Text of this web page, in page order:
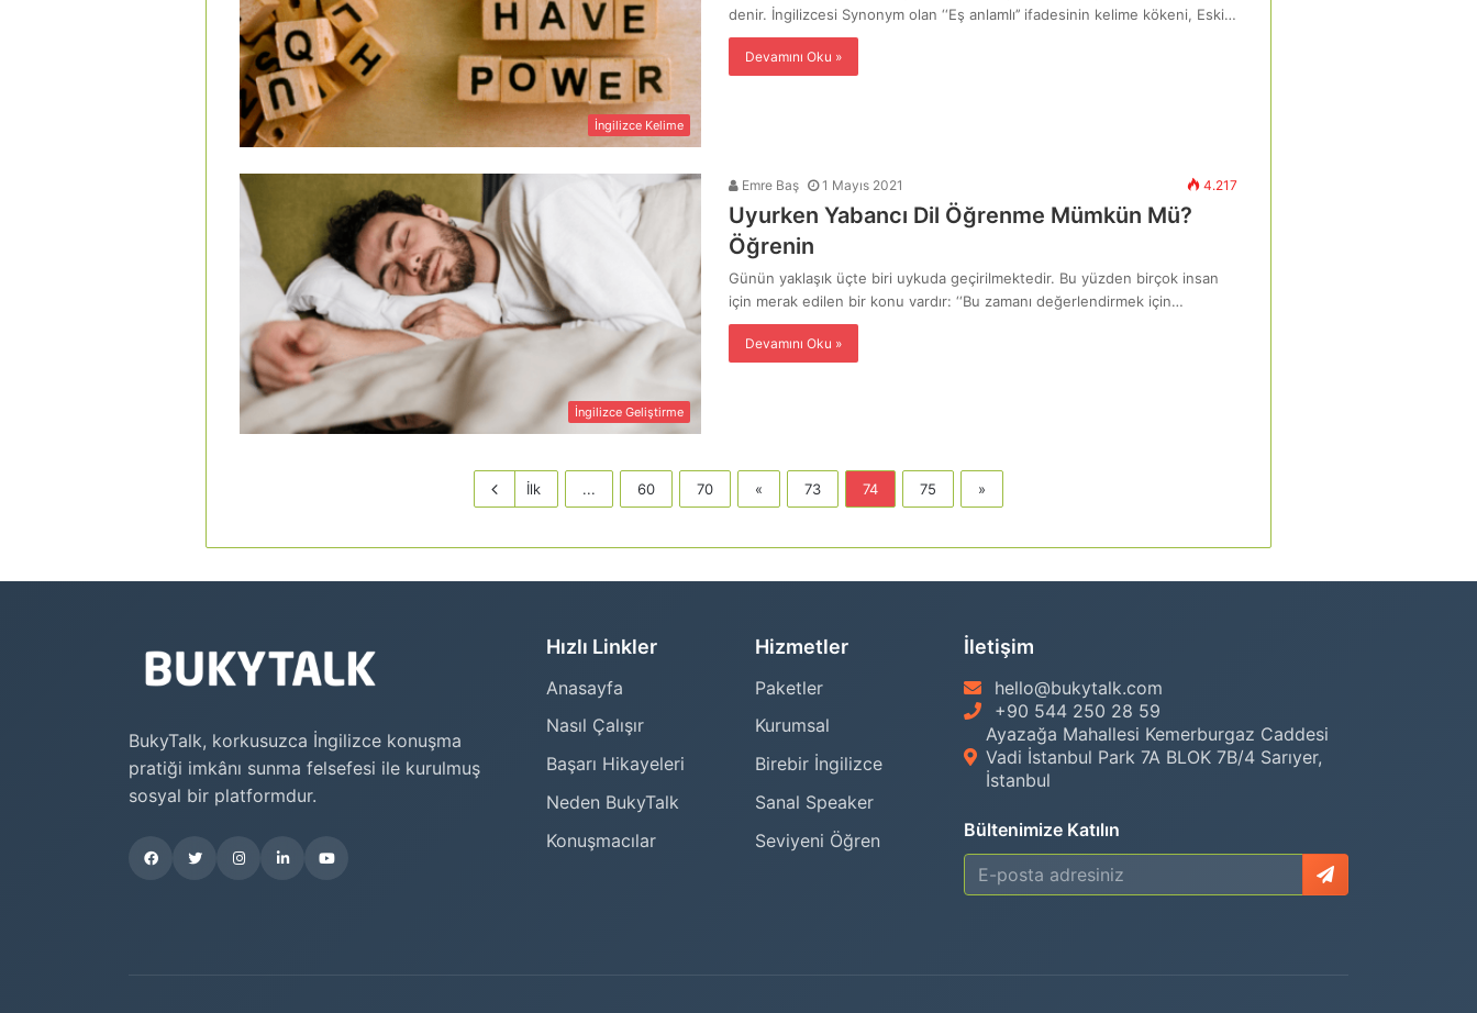
İngilizce Kelime
denir. İngilizcesi Synonym olan ‘‘Eş anlamlı’’ ifadesinin kelime kökeni, Eski…
Devamını Oku »
İngilizce Geliştirme
Emre Baş 1 Mayıs 2021 4.217
Uyurken Yabancı Dil Öğrenme Mümkün Mü?
Öğrenin
Günün yaklaşık üçte biri uykuda geçirilmektedir. Bu yüzden birçok insan
için merak edilen bir konu vardır: ‘‘Bu zamanı değerlendirmek için…
Devamını Oku »
İlk ... 60 70 « 73 74 75 »
BukyTalk, korkusuzca İngilizce konuşma
pratiği imkânı sunma felsefesi ile kurulmuş
sosyal bir platformdur.
Hızlı Linkler
Anasayfa
Nasıl Çalışır
Başarı Hikayeleri
Neden BukyTalk
Konuşmacılar
Hizmetler
Paketler
Kurumsal
Birebir İngilizce
Sanal Speaker
Seviyeni Öğren
İletişim
hello@bukytalk.com
+90 544 250 28 59
Ayazağa Mahallesi Kemerburgaz Caddesi
Vadi İstanbul Park 7A BLOK 7B/4 Sarıyer,
İstanbul
Bültenimize Katılın